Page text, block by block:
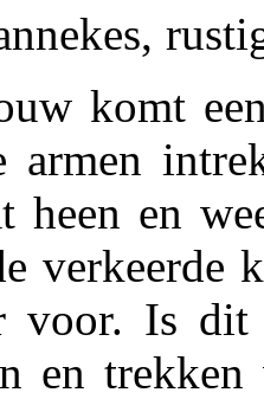
komt
armen
heen en
verkeerde
voor. Is dit
en